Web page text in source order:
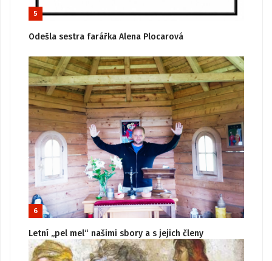
5
Odešla sestra farářka Alena Plocarová
6
Letní „pel mel“ našimi sbory a s jejich členy